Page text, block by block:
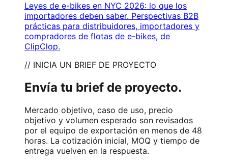
Leyes de e-bikes en NYC 2026: lo que los
importadores deben saber. Perspectivas B2B
prácticas para distribuidores, importadores y
compradores de flotas de e-bikes, de
ClipClop.
// INICIA UN BRIEF DE PROYECTO
Envía tu brief de proyecto.
Mercado objetivo, caso de uso, precio
objetivo y volumen esperado son revisados
por el equipo de exportación en menos de 48
horas. La cotización inicial, MOQ y tiempo de
entrega vuelven en la respuesta.